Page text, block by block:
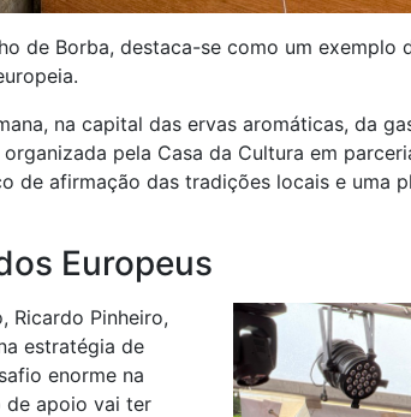
de Borba, destaca-se como um exemplo
na capital das ervas aromáticas, da
pela Casa da Cultura em
de afirmação das tradições locais e
Europeus
Ricardo Pinheiro,
estratégia de
enorme na
de apoio vai ter